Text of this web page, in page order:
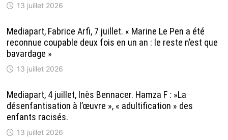
13 juillet 2026
Mediapart, Fabrice Arfi, 7 juillet. « Marine Le Pen a été
reconnue coupable deux fois en un an : le reste n’est que
bavardage »
13 juillet 2026
Mediapart, 4 juillet, Inès Bennacer. Hamza F : »La
désenfantisation à l’œuvre », « adultification » des
enfants racisés.
13 juillet 2026